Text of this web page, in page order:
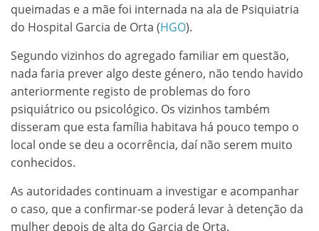
queimadas e a mãe foi internada na ala de Psiquiatria
do Hospital Garcia de Orta (HGO).
Segundo vizinhos do agregado familiar em questão,
nada faria prever algo deste género, não tendo havido
anteriormente registo de problemas do foro
psiquiátrico ou psicológico. Os vizinhos também
disseram que esta família habitava há pouco tempo o
local onde se deu a ocorrência, daí não serem muito
conhecidos.
As autoridades continuam a investigar e acompanhar
o caso, que a confirmar-se poderá levar à detenção da
mulher depois de alta do Garcia de Orta.